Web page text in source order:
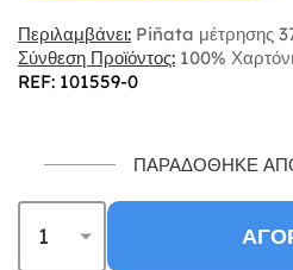
Περιλαμβάνει: Piñata μέτρησης
Σύνθεση Προϊόντος: 100% Χαρτόνι
REF: 101559-0
ΠΑΡΑΔΌΘΗΚΕ